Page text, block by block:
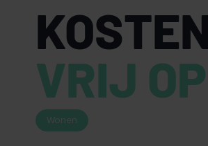
VRIJ
Wonen